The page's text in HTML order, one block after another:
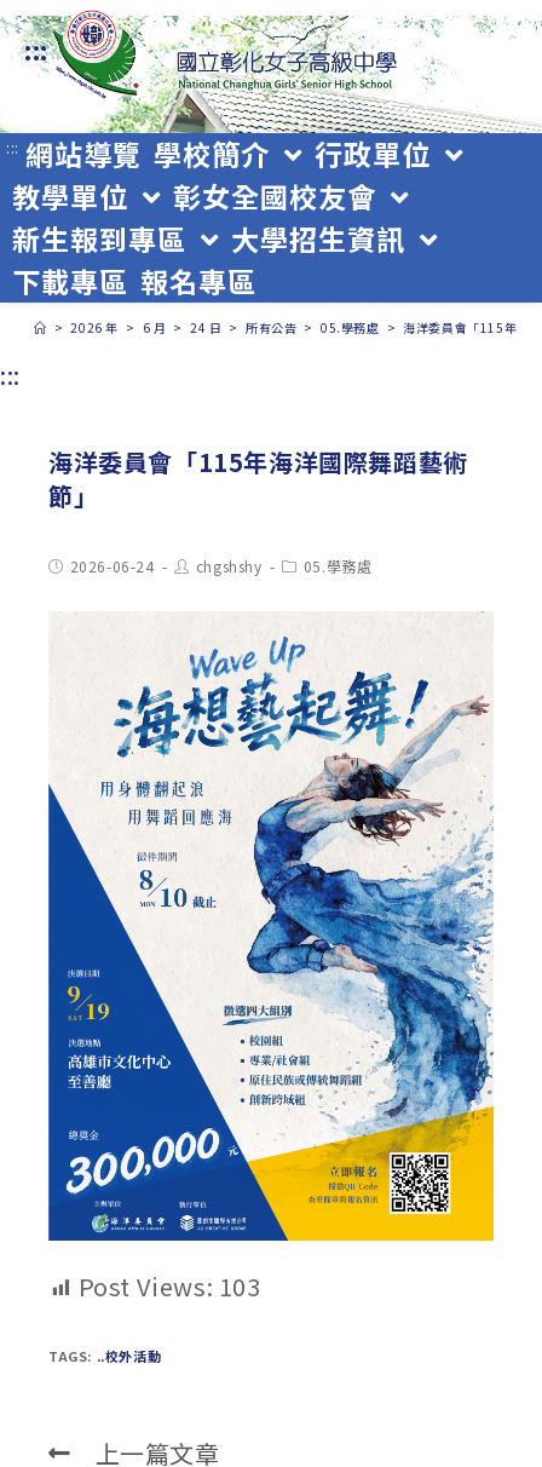
跳
轉
至
主
要
內
容
:::
::: 網站導覽 學校簡介
行政單位
教學單位
彰女全國校友會
新生報到專區
大學招生資訊
下載專區 報名專區
> 2026 年 > 6 月 > 24 日 > 所有公告 > 05.學務處 > 海洋委員會「115年海
:::
海洋委員會「115年海洋國際舞蹈藝術
節」
Post2026-06-24
Post
author:
chgshshy
Post05.學務處
Post Views: 103
TAGS: ..校外活動
Read上一篇文章